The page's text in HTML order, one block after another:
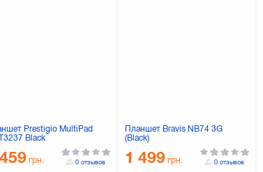
Prestigio MultiPad
Black
грн. 0 отзывов
Планшет Bravis NB74 3G
(Black)
1 499 грн. 0 отзывов